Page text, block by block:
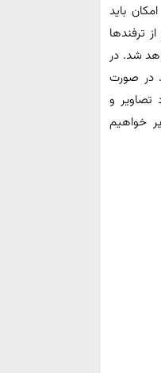
باید
ترفندها
شد. در
در صورت
تصاویر و
خواهیم